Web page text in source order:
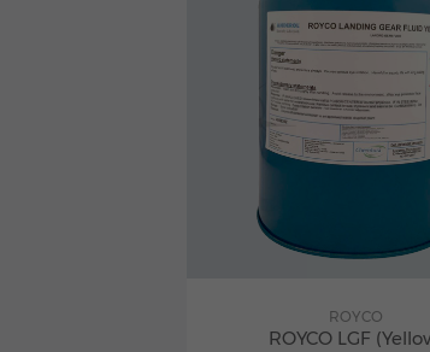
ROYCO
ROYCO LGF